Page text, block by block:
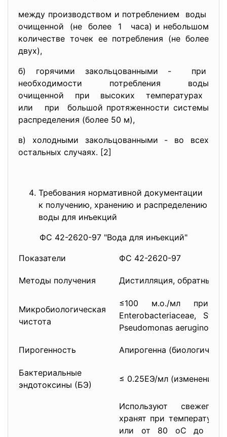
между производством и потреблением воды
очищенной (не более 1 часа) и небольшом
количестве точек ее потребления (не более
двух),
б) горячими закольцованными - при
необходимости потребления воды
очищенной при высоких температурах
или при большой протяженности системы
распределения (более 50 м),
в) холодными закольцованными - во всех
остальных случаях. [2]
Требования нормативной документации
к получению, хранению и распределению
воды для инъекций
ФС 42-2620-97 "Вода для инъекций"
Показатели ФС 42-2620-97
Методы получения Дистилляция, обратный
Микробиологическая
чистота
≤100 м.о./мл при
Enterоbacteriaceae,
Pseudomonas aeruginosa
Пирогенность Апирогенна
Бактериальные
эндотоксины (БЭ)
≤ 0.25ЕЭ/мл (изменение
Используют
хранят при
или от 80 оС до 95